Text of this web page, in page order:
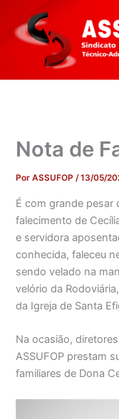
para
conteúdo
Nota de
PorASSUFOP/13/05/
É com grande pesar
falecimento de
e servidora
conhecida, faleceu
sendo velado na
velório da
da Igreja de Santa
Na ocasião,
ASSUFOP prestam
familiares de Dona